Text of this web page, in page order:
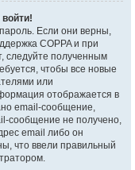
Если они верны,
COPPA и при
следуйте полученным
чтобы все новые
или
отображается в
email-сообщение,
сообщение не получено,
email либо он
что ввели правильный